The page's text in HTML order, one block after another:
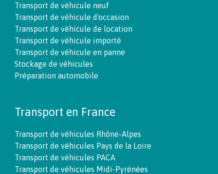
Transport de véhicule neuf
Transport de véhicule d'occasion
Transport de véhicule de location
Transport de véhicule importé
Transport de véhicule en panne
Stockage de véhicules
Préparation automobile
Transport en France
Transport de véhicules Rhône-Alpes
Transport de véhicules Pays de la Loire
Transport de véhicules PACA
Transport de véhicules Midi-Pyrénées